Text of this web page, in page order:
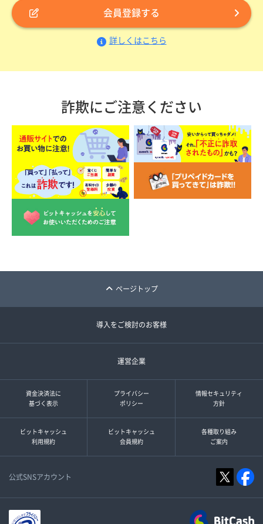
会員登録する
詳しくはこちら
詐欺にご注意ください
ページトップ
導入をご検討のお客様
運営企業
資金決済法に
基づく表示
プライバシー
ポリシー
情報セキュリティ
方針
ビットキャッシュ
利用規約
ビットキャッシュ
会員規約
各種取り組み
ご案内
公式SNSアカウント